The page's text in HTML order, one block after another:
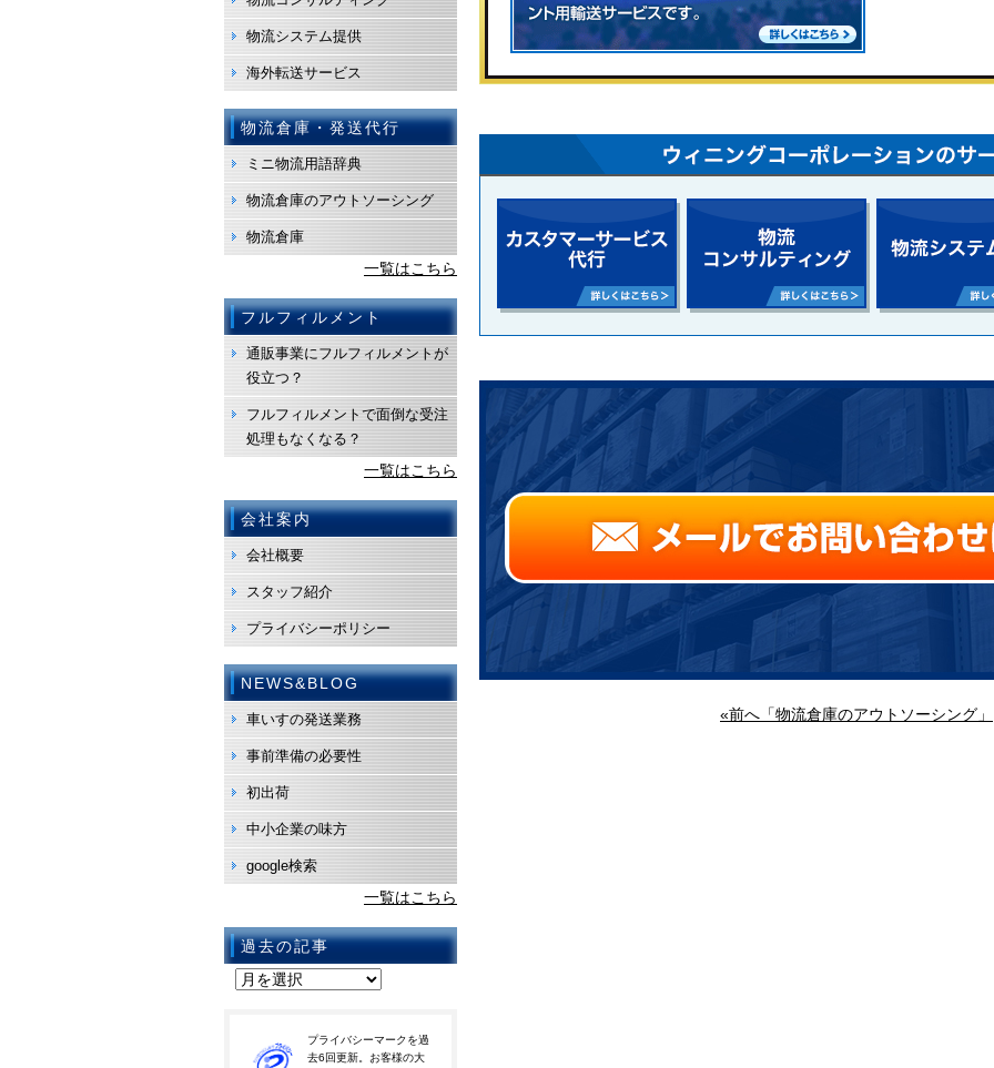
«前へ「物流倉庫のアウトソーシング」
物流システム提供
海外転送サービス
物流倉庫・発送代行
ミニ物流用語辞典
物流倉庫のアウトソーシング
物流倉庫
一覧はこちら
フルフィルメント
通販事業にフルフィルメントが
役立つ？
フルフィルメントで面倒な受注
処理もなくなる？
一覧はこちら
会社案内
会社概要
スタッフ紹介
プライバシーポリシー
NEWS&BLOG
車いすの発送業務
事前準備の必要性
初出荷
中小企業の味方
google検索
一覧はこちら
過去の記事
プライバシーマークを過
去6回更新。お客様の大